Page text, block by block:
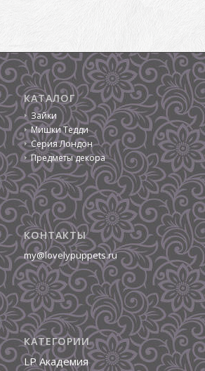
КАТАЛОГ
Зайки
Мишки Тедди
Серия Лондон
Предметы декора
КОНТАКТЫ
my@lovelypuppets.ru
КАТЕГОРИИ
LP Академия